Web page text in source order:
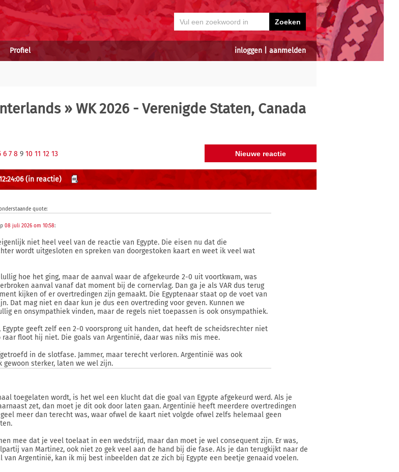
inloggen aanmelden
Profiel
» WK 2026 - Verenigde Staten, Canada
6 7 8 9 10 11 12 13
(in reactie)
quote:
08 juli 2026 om 10:58:
niet heel veel van de reactie van Egypte. Die eisen nu dat die
wordt uitgesloten en spreken van doorgestoken kaart en weet ik veel wat
hoe het ging, maar de aanval waar de afgekeurde 2-0 uit voortkwam, was
aanval vanaf dat moment bij de cornervlag. Dan ga je als VAR dus terug
kijken of er overtredingen zijn gemaakt. Die Egyptenaar staat op de voet van
Dat mag niet en daar kun je dus een overtreding voor geven. Kunnen we
en onsympathiek vinden, maar de regels niet toepassen is ook onsympathiek.
Egypte geeft zelf een 2-0 voorsprong uit handen, dat heeft de scheidsrechter niet
raar floot hij niet. Die goals van Argentinië, daar was niks mis mee.
in de slotfase. Jammer, maar terecht verloren. Argentinië was ook
gewoon sterker, laten we wel zijn.
toegelaten wordt, is het wel een klucht dat die goal van Egypte afgekeurd werd. Als je
zet, dan moet je dit ook door laten gaan. Argentinië heeft meerdere overtredingen
meer dan terecht was, waar ofwel de kaart niet volgde ofwel zelfs helemaal geen
mee dat je veel toelaat in een wedstrijd, maar dan moet je wel consequent zijn. Er was,
van Martinez, ook niet zo gek veel aan de hand bij die fase. Als je dan terugkijkt naar de
van Argentinië, kan ik mij best inbeelden dat ze zich bij Egypte een beetje genaaid voelen.